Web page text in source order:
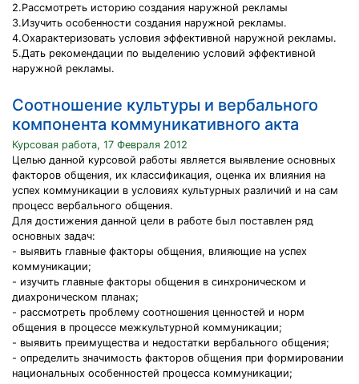
2.Рассмотреть историю создания наружной рекламы
3.Изучить особенности создания наружной рекламы.
4.Охарактеризовать условия эффективной наружной рекламы.
5.Дать рекомендации по выделению условий эффективной
наружной рекламы.
Соотношение культуры и вербального
компонента коммуникативного акта
Курсовая работа, 17 Февраля 2012
Целью данной курсовой работы является выявление основных
факторов общения, их классификация, оценка их влияния на
успех коммуникации в условиях культурных различий и на сам
процесс вербального общения.
Для достижения данной цели в работе был поставлен ряд
основных задач:
- выявить главные факторы общения, влияющие на успех
коммуникации;
- изучить главные факторы общения в синхроническом и
диахроническом планах;
- рассмотреть проблему соотношения ценностей и норм
общения в процессе межкультурной коммуникации;
- выявить преимущества и недостатки вербального общения;
- определить значимость факторов общения при формировании
национальных особенностей процесса коммуникации;